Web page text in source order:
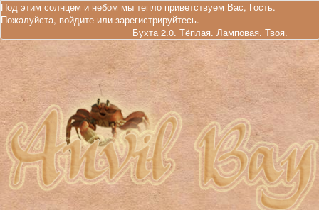
Под этим солнцем и небом мы тепло приветствуем Вас, Гость.
Пожалуйста, войдите или зарегистрируйтесь.
Бухта 2.0. Тёплая. Ламповая. Твоя.